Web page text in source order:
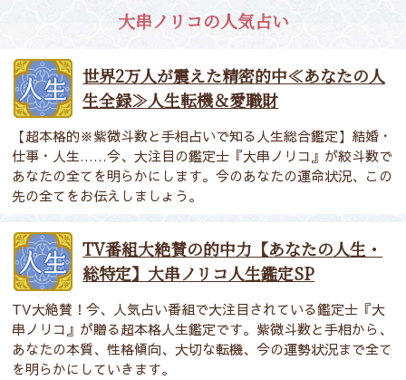
大串ノリコの人気占い
世界2万人が震えた精密的中≪あなたの人
生全録≫人生転機＆愛職財
【超本格的※紫微斗数と手相占いで知る人生総合鑑定】結婚・
仕事・人生……今、大注目の鑑定士『大串ノリコ』が絞斗数で
あなたの全てを明らかにします。今のあなたの運命状況、この
先の全てをお伝えしましょう。
TV番組大絶賛の的中力【あなたの人生・
総特定】大串ノリコ人生鑑定SP
TV大絶賛！今、人気占い番組で大注目されている鑑定士『大
串ノリコ』が贈る超本格人生鑑定です。紫微斗数と手相から、
あなたの本質、性格傾向、大切な転機、今の運勢状況まで全て
を明らかにしていきます。